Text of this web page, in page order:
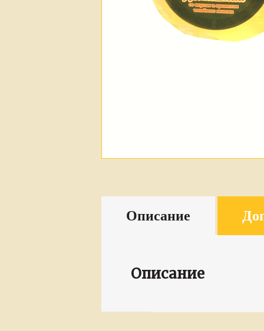
Описание
Описание